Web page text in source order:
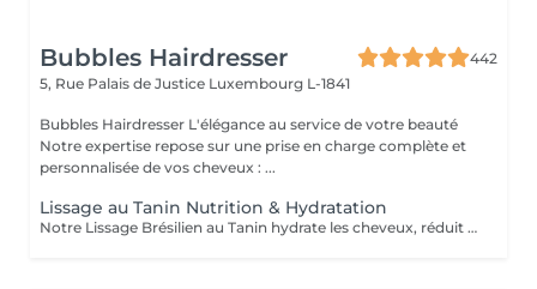
Bubbles Hairdresser
442
5, Rue Palais de Justice Luxembourg L-1841
Bubbles Hairdresser L'élégance au service de votre beauté
Notre expertise repose sur une prise en charge complète et
personnalisée de vos cheveux : ...
Lissage au Tanin Nutrition & Hydratation
Notre Lissage Brésilien au Tanin hydrate les cheveux, réduit les frisottis, apporte brillance, douceur et facilite le coiffage Un supplément lié à la longueur/ épaisseur pourra se rajouter au tarif du Lissage Brésilien . Un devis vous est offert sur simple demande sans engagement.